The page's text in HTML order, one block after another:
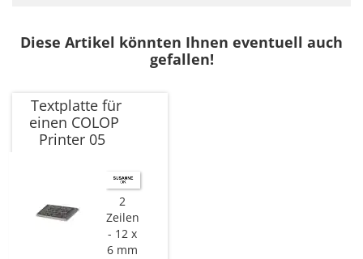
Diese Artikel könnten Ihnen eventuell auch
gefallen!
Textplatte für
einen COLOP
Printer 05
2
Zeilen
12 x
6 mm